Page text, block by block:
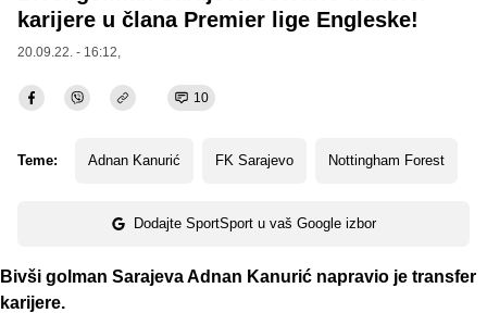
karijere u člana Premier lige Engleske!
20.09.22. - 16:12,
10
Teme: Adnan Kanurić FK Sarajevo Nottingham Forest
Dodajte SportSport u vaš Google izbor
Bivši golman Sarajeva Adnan Kanurić napravio je transfer
karijere.